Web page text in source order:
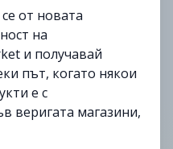
от новата
на
и получавай
път, когато някои
е с
веригата магазини,